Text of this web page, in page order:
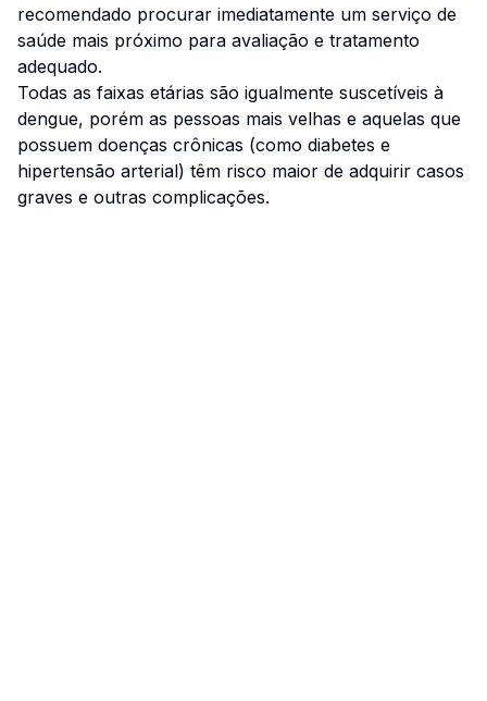
recomendado procurar imediatamente um serviço de
saúde mais próximo para avaliação e tratamento
adequado.
Todas as faixas etárias são igualmente suscetíveis à
dengue, porém as pessoas mais velhas e aquelas que
possuem doenças crônicas (como diabetes e
hipertensão arterial) têm risco maior de adquirir casos
graves e outras complicações.